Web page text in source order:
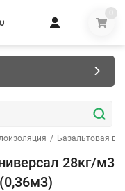
0
/ Базальтовая
28кг/м3